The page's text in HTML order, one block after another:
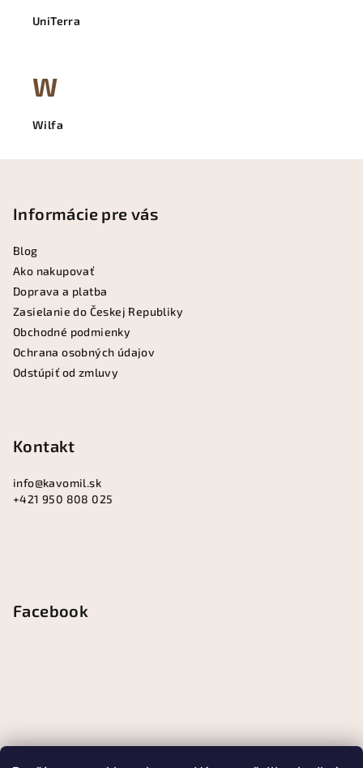
UniTerra
W
Wilfa
Informácie pre vás
Blog
Ako nakupovať
Doprava a platba
Zasielanie do Českej Republiky
Obchodné podmienky
Ochrana osobných údajov
Odstúpiť od zmluvy
Kontakt
info@kavomil.sk
+421 950 808 025
Facebook